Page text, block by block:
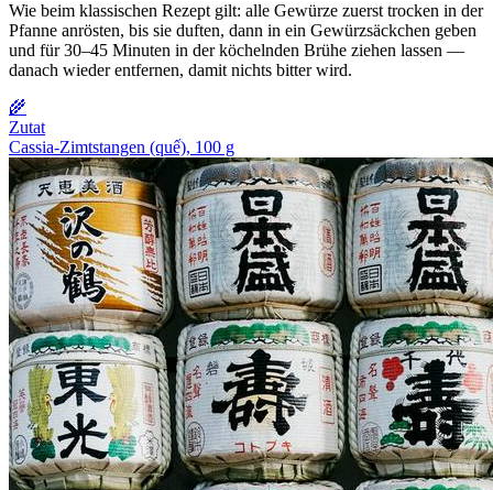
Wie beim klassischen Rezept gilt: alle Gewürze zuerst trocken in der
Pfanne anrösten, bis sie duften, dann in ein Gewürzsäckchen geben
und für 30–45 Minuten in der köchelnden Brühe ziehen lassen —
danach wieder entfernen, damit nichts bitter wird.
🌾
Zutat
Cassia-Zimtstangen (quế), 100 g